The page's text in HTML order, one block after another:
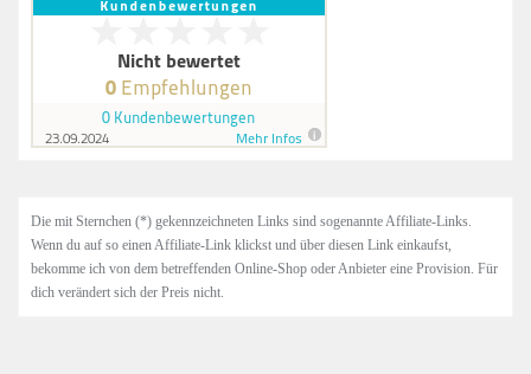
Die mit Sternchen (*) gekennzeichneten Links sind sogenannte Affiliate-Links.
Wenn du auf so einen Affiliate-Link klickst und über diesen Link einkaufst,
bekomme ich von dem betreffenden Online-Shop oder Anbieter eine Provision. Für
dich verändert sich der Preis nicht.